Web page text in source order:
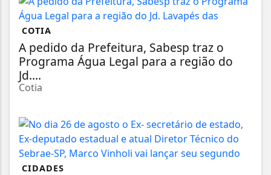
COTIA
A pedido da Prefeitura, Sabesp traz o
Programa Água Legal para a região do
Jd....
Cotia
CIDADES